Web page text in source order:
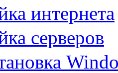
интернета
серверов